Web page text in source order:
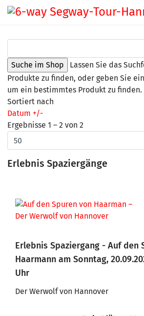
Lassen Sie das
Produkte zu finden, oder geben Sie
um ein bestimmtes Produkt zu finden.
Sortiert nach
Datum +/-
Ergebnisse 1 – 2 von 2
Erlebnis Spaziergänge
Erlebnis Spaziergang - Auf den
Haarmann am Sonntag,
Uhr
Der Werwolf von Hannover